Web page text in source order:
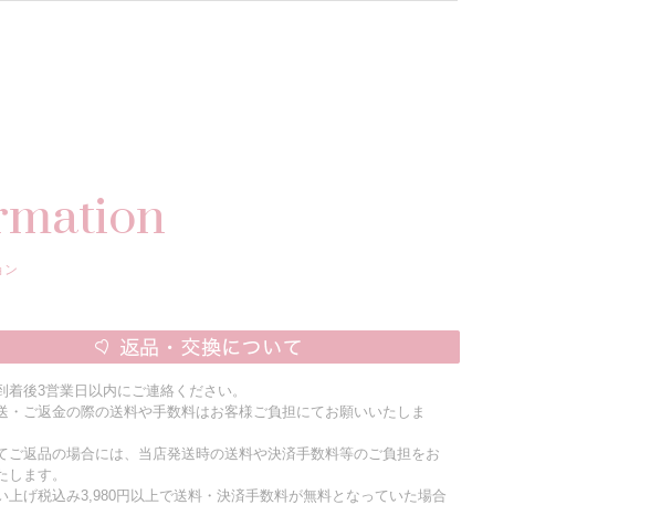
ン
着後3営業日以内にご連絡ください。
・ご返金の際の送料や手数料はお客様ご負担にてお願いいたしま
ご返品の場合には、当店発送時の送料や決済手数料等のご負担をお
します。
上げ税込み3,980円以上で送料・決済手数料が無料となっていた場合